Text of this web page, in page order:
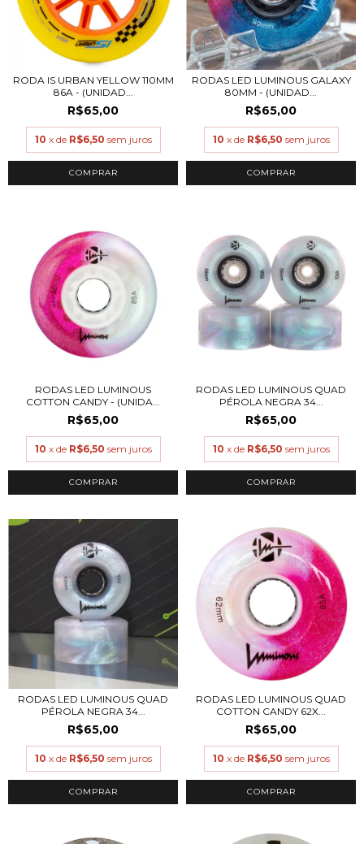
RODA IS URBAN YELLOW 110MM
86A - (UNIDAD...
R$65,00
10 x de R$6,50 sem juros
RODAS LED LUMINOUS GALAXY
80MM - (UNIDAD...
R$65,00
10 x de R$6,50 sem juros
COMPRAR
RODAS LED LUMINOUS
COTTON CANDY - (UNIDA...
R$65,00
10 x de R$6,50 sem juros
COMPRAR
RODAS LED LUMINOUS QUAD
PÉROLA NEGRA 34...
R$65,00
10 x de R$6,50 sem juros
RODAS LED LUMINOUS QUAD
PÉROLA NEGRA 34...
R$65,00
10 x de R$6,50 sem juros
RODAS LED LUMINOUS QUAD
COTTON CANDY 62X...
R$65,00
10 x de R$6,50 sem juros